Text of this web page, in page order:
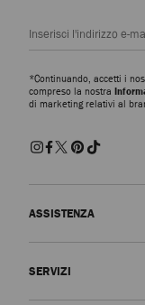
*Continuando, accetti i
compreso la nostra
di marketing relativi al
ASSISTENZA
SERVIZI